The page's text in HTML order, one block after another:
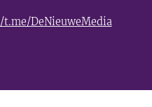
DeNieuweMedia